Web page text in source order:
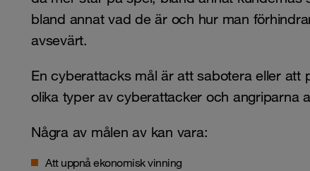
bland annat vad de är och hur man
avsevärt.
En cyberattacks mål är att sabotera eller
olika typer av cyberattacker och angriparna
Några av målen av kan vara:
Att uppnå ekonomisk vinning